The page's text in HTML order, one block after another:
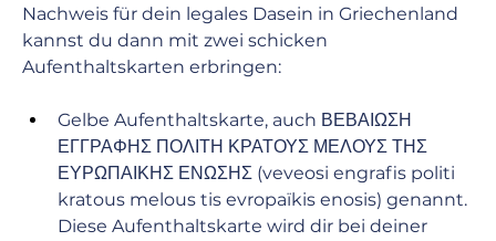
Nachweis für dein legales Dasein in Griechenland
kannst du dann mit zwei schicken
Aufenthaltskarten erbringen:
Gelbe Aufenthaltskarte, auch ΒΕΒΑΙΩΣΗ
ΕΓΓΡΑΦΗΣ ΠΟΛΙΤΗ ΚΡΑΤΟΥΣ ΜΕΛΟΥΣ ΤΗΣ
ΕΥΡΩΠΑΙΚΗΣ ΕΝΩΣΗΣ (veveosi engrafis politi
kratous melous tis evropaïkis enosis) genannt.
Diese Aufenthaltskarte wird dir bei deiner